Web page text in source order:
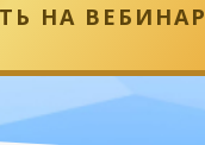
НА ВЕБИНАР